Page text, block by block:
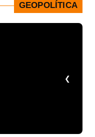
GEOPOLÍTICA
❯